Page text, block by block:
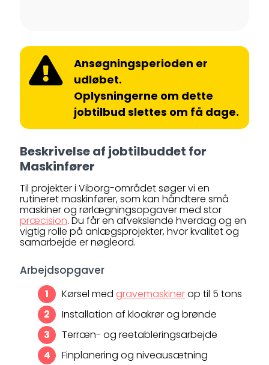
Ansøgningsperioden er
udløbet.
Oplysningerne om dette
jobtilbud slettes om få dage.
Beskrivelse af jobtilbuddet for
Maskinfører
Til projekter i Viborg-området søger vi en
rutineret maskinfører, som kan håndtere små
maskiner og rørlægningsopgaver med stor
præcision. Du får en afvekslende hverdag og en
vigtig rolle på anlægsprojekter, hvor kvalitet og
samarbejde er nøgleord.
Arbejdsopgaver
Kørsel med gravemaskinerop til 5 tons
Installation af kloakrør og brønde
Terræn- og reetableringsarbejde
Finplanering og niveausætning